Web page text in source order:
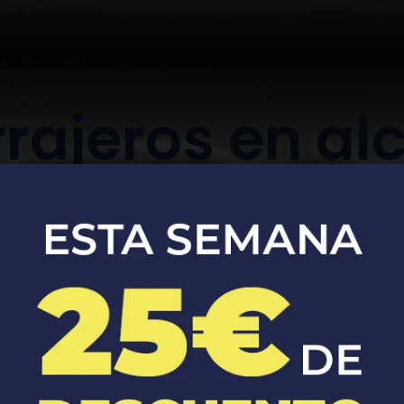
en
de xivert
Apertura, reparación y sustitución de
cerraduras de coches y casas.​